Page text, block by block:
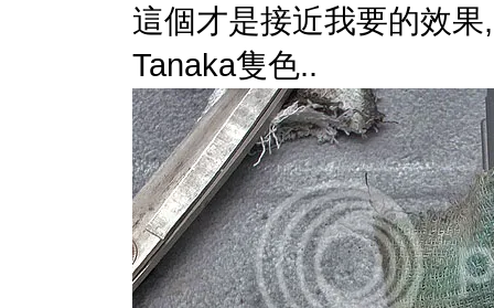
這個才是接近我要的效
Tanaka隻色..